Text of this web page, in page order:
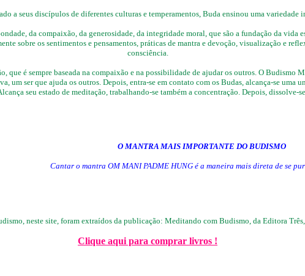
a seus discípulos de diferentes culturas e temperamentos, Buda ensinou uma variedade
da compaixão, da generosidade, da integridade moral, que são a fundação da vida
sobre os sentimentos e pensamentos, práticas de mantra e devoção, visualização e
consciência.
que é sempre baseada na compaixão e na possibilidade de ajudar os outros. O
um ser que ajuda os outros. Depois, entra-se em contato com os Budas, alcança-se uma
seu estado de meditação, trabalhando-se também a concentração. Depois, dissolve-
O MANTRA MAIS IMPORTANTE DO BUDISMO
Cantar o mantra OM MANI PADME HUNG é a maneira mais direta de se
neste site, foram extraídos da publicação: Meditando com Budismo, da Editora
Clique aqui para comprar livros !